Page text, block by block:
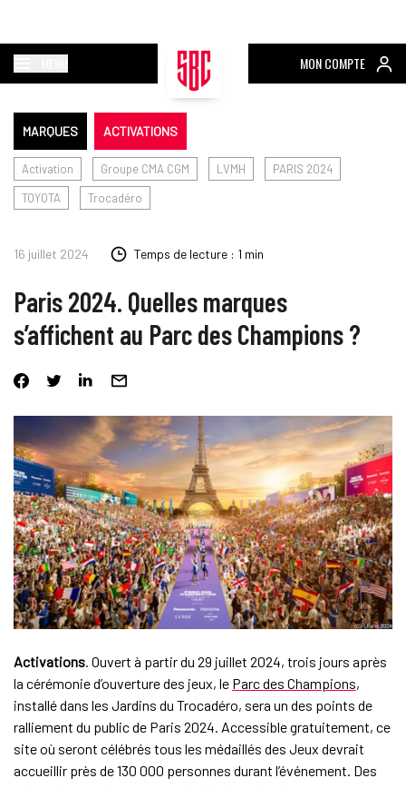
MON COMPTE
MARQUES ACTIVATIONS
Activation Groupe CMA CGM LVMH
PARIS 2024
TOYOTA
Trocadéro
16 juillet 2024 Temps de lecture : 1 min
Paris 2024. Quelles marques
s’affichent au Parc des Champions ?
Activations. Ouvert à partir du 29 juillet 2024, trois jours après
la cérémonie d’ouverture des jeux, le Parc des Champions,
installé dans les Jardins du Trocadéro, sera un des points de
ralliement du public de Paris 2024. Accessible gratuitement, ce
site où seront célébrés tous les médaillés des Jeux devrait
accueillir près de 130 000 personnes durant l’événement. Des